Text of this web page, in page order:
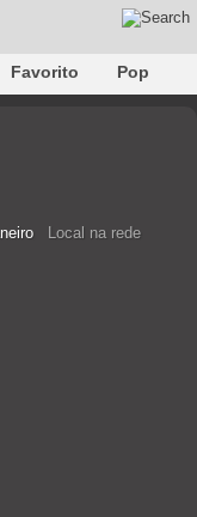
Favorito
Pop
Local na rede